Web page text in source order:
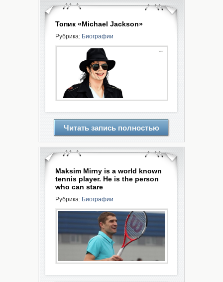
Топик «Michael Jackson»
Рубрика: Биографии
Читать запись полностью
Maksim Mirny is a world known
tennis player. He is the person
who can stare
Рубрика: Биографии